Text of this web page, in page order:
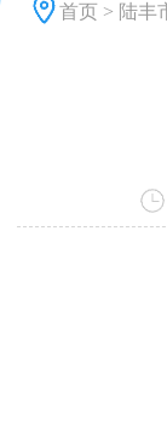
首页 > 陆丰